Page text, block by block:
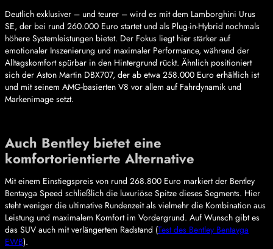
Deutlich exklusiver – und teurer – wird es mit dem Lamborghini Urus
SE, der bei rund 260.000 Euro startet und als Plug-in-Hybrid nochmals
höhere Systemleistungen bietet. Der Fokus liegt hier stärker auf
emotionaler Inszenierung und maximaler Performance, während der
Alltagskomfort spürbar in den Hintergrund rückt. Ähnlich positioniert
sich der Aston Martin DBX707, der ab etwa 258.000 Euro erhältlich ist
und mit seinem AMG-basierten V8 vor allem auf Fahrdynamik und
Markenimage setzt.
Auch Bentley bietet eine
komfortorientierte Alternative
Mit einem Einstiegspreis von rund 268.800 Euro markiert der Bentley
Bentayga Speed schließlich die luxuriöse Spitze dieses Segments. Hier
steht weniger die ultimative Rundenzeit als vielmehr die Kombination aus
Leistung und maximalem Komfort im Vordergrund. Auf Wunsch gibt es
das SUV auch mit verlängertem Radstand (Test des Bentley Bentayga
EWB).